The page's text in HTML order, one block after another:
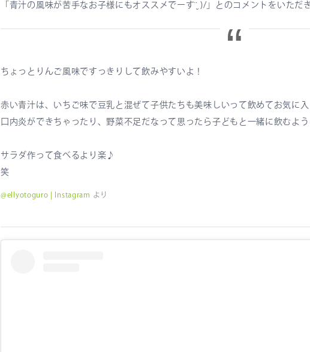
「青汁の風味が苦手なお子様にもオススメでーす¨̮ )/」とのコメントをいただ
ちょっとりんご風味ですっきりして飲みやすいよ！
赤い青汁は、いちご味で豆乳と混ぜて子供たちも美味しいって飲めてお気に入
口内炎ができちゃったり、野菜不足だなって思ったら子どもと一緒に飲むよう
サラダ作って食べるより楽♪
笑
@ellyotoguro | Instagram より